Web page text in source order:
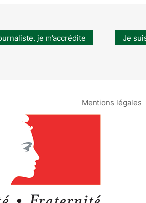
je m’accrédite Je
Mentions légales